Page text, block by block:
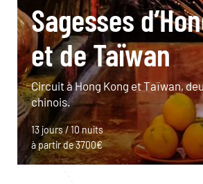
Sagesses
et de Taïwan
Circuit à Hong Kong et Taïwan,
chinois.
13 jours / 10 nuits
à partir de 3700€